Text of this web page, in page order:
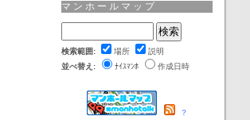
マンホールマップ
検索範囲: 場所
説明
並べ替え:
ﾅｲｽﾏﾝﾎ 作成日時
？